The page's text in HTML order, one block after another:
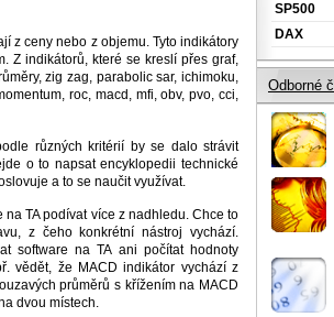
z ceny nebo z objemu. Tyto indikátory
Z indikátorů, které se kreslí přes graf,
zig zag, parabolic sar, ichimoku,
roc, macd, mfi, obv, pvo, cci,
různých kritérií by se dalo strávit
o to napsat encyklopedii technické
a to se naučit využívat.
TA podívat více z nadhledu. Chce to
z čeho konkrétní nástroj vychází.
software na TA ani počítat hodnoty
vědět, že MACD indikátor vychází z
průměrů s křížením na MACD
dvou místech.
SP500
DAX
Odborné